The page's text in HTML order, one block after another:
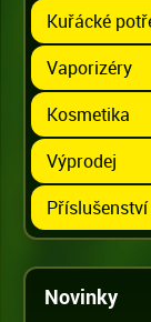
Kuřácké
Vaporizéry
Kosmetika
Výprodej
Novinky